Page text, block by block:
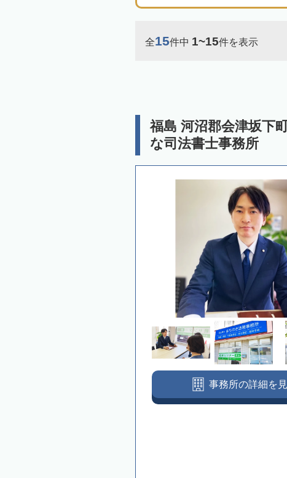
全15件中 1~15件を表示
福島 河沼郡会津坂下
な司法書士事務所
事務所の詳細を